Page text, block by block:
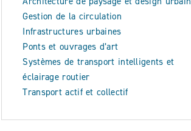
Gestion de la circulation
Infrastructures urbaines
Ponts et ouvrages d’art
Systèmes de transport intelligents et
éclairage routier
Transport actif et collectif